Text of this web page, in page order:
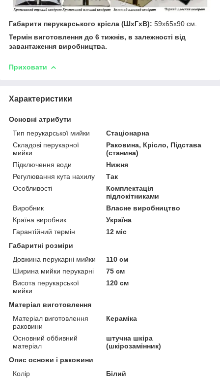
Габарити перукарського крісла (ШхГхВ): 59x65x90 см.
Термін виготовлення до 6 тижнів, в залежності від
завантаження виробництва.
Приховати
Характеристики
Основні атрибути
Тип перукарської мийки
Стаціонарна
Складові перукарної
мийки
Раковина, Крісло, Підстава
(станина)
Підключення води
Нижня
Регулювання кута нахилу
Так
Особливості
Комплектація
підлокітниками
Виробник
Власне виробництво
Країна виробник
Україна
Гарантійний термін
12 міс
Габаритні розміри
Довжина перукарні мийки
110 см
Ширина мийки перукарні
75 см
Висота перукарської
мийки
120 см
Матеріал виготовлення
Матеріал виготовлення
раковини
Кераміка
Основний оббивний
матеріал
штучна шкіра
(шкірозамінник)
Опис основи і раковини
Колір
Білий